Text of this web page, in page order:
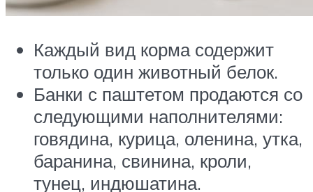
Каждый вид корма содержит
только один животный белок.
Банки с паштетом продаются со
следующими наполнителями:
говядина, курица, оленина, утка,
баранина, свинина, кроли,
тунец, индюшатина.